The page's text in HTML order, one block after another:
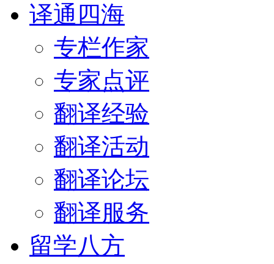
译通四海
专栏作家
专家点评
翻译经验
翻译活动
翻译论坛
翻译服务
留学八方